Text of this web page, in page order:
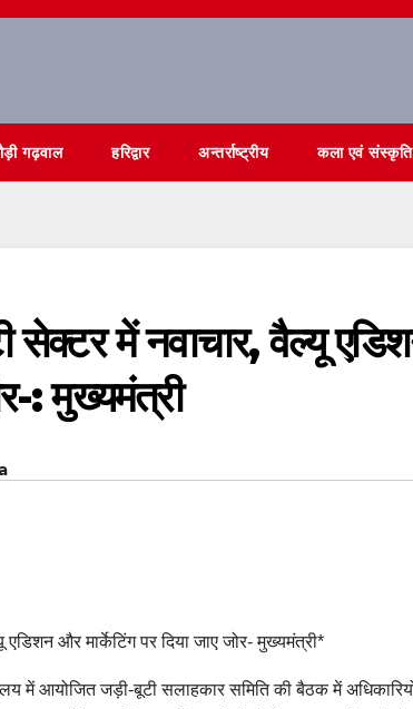
गढ़वाल हरिद्वार अन्तर्राष्ट्रीय कला एवं संस्कृति
सेक्टर में नवाचार, वैल्यू
: मुख्यमंत्री
और मार्केटिंग पर दिया जाए जोर- मुख्यमंत्री*
में आयोजित जड़ी-बूटी सलाहकार समिति की बैठक में